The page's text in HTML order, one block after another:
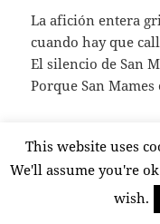
La afición entera
cuando hay que
El silencio de San
Porque San Mames
con el mismo
de corneta, no
Que hay algún
This website uses
We'll assume you're
wish.